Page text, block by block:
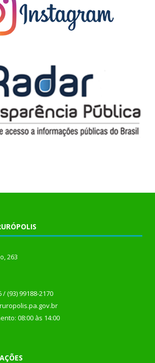
263
/ (93) 99188-2170
08:00 às 14:00